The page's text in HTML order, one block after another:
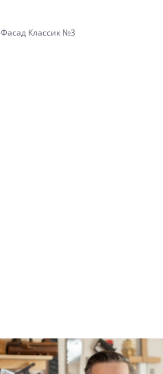
Фасад Классик №3